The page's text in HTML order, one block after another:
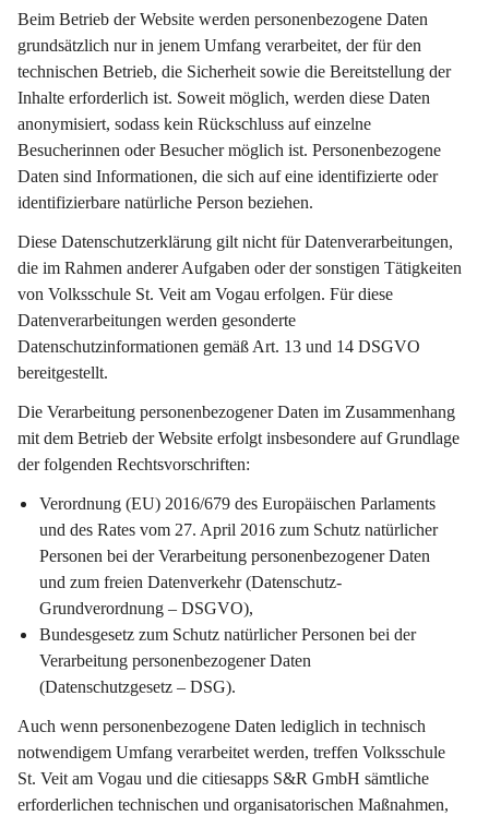
Beim Betrieb der Website werden personenbezogene Daten
grundsätzlich nur in jenem Umfang verarbeitet, der für den
technischen Betrieb, die Sicherheit sowie die Bereitstellung der
Inhalte erforderlich ist. Soweit möglich, werden diese Daten
anonymisiert, sodass kein Rückschluss auf einzelne
Besucherinnen oder Besucher möglich ist. Personenbezogene
Daten sind Informationen, die sich auf eine identifizierte oder
identifizierbare natürliche Person beziehen.
Diese Datenschutzerklärung gilt nicht für Datenverarbeitungen,
die im Rahmen anderer Aufgaben oder der sonstigen Tätigkeiten
von Volksschule St. Veit am Vogau erfolgen. Für diese
Datenverarbeitungen werden gesonderte
Datenschutzinformationen gemäß Art. 13 und 14 DSGVO
bereitgestellt.
Die Verarbeitung personenbezogener Daten im Zusammenhang
mit dem Betrieb der Website erfolgt insbesondere auf Grundlage
der folgenden Rechtsvorschriften:
Verordnung (EU) 2016/679 des Europäischen Parlaments
und des Rates vom 27. April 2016 zum Schutz natürlicher
Personen bei der Verarbeitung personenbezogener Daten
und zum freien Datenverkehr (Datenschutz-
Grundverordnung – DSGVO),
Bundesgesetz zum Schutz natürlicher Personen bei der
Verarbeitung personenbezogener Daten
(Datenschutzgesetz – DSG).
Auch wenn personenbezogene Daten lediglich in technisch
notwendigem Umfang verarbeitet werden, treffen Volksschule
St. Veit am Vogau und die citiesapps S&R GmbH sämtliche
erforderlichen technischen und organisatorischen Maßnahmen,